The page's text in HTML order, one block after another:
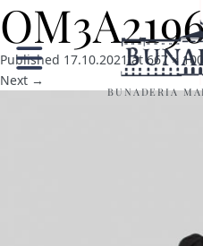
BUNADERIA
Published 17.10.2021at667 ×
Next →